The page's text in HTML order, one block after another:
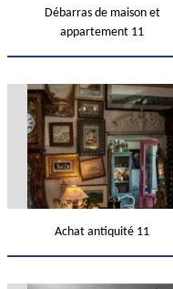
Débarras de maison et
appartement 11
Achat antiquité 11